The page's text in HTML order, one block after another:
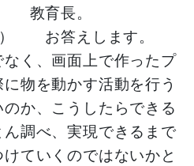
教育長。
お答えします。
く、画面上で作ったプ
物を動かす活動を行う
か、こうしたらできる
調べ、実現できるまで
ていくのではないかと